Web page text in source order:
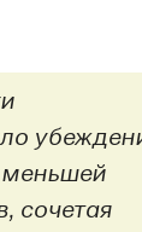
меньшей
сочетая